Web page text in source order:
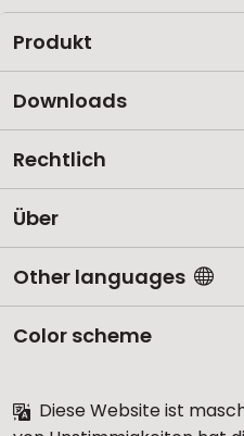
Produkt
Downloads
Rechtlich
Über
Other languages
Color scheme
Diese Website ist